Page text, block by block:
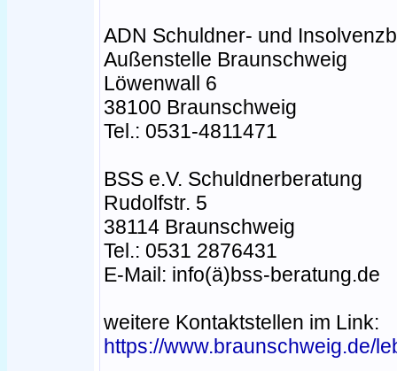
ADN Schuldner- und
Außenstelle Braunschweig
Löwenwall 6
38100 Braunschweig
Tel.: 0531-4811471
BSS e.V. Schuldnerberatung
Rudolfstr. 5
38114 Braunschweig
Tel.: 0531 2876431
E-Mail: info(ä)bss-beratung.de
weitere Kontaktstellen im Link:
https://www.braunschweig.de/